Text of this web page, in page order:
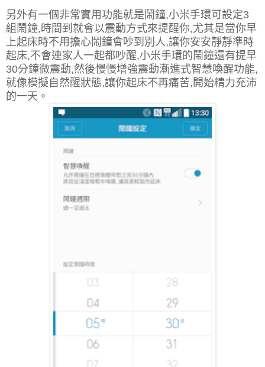
另外有一個非常實用功能就是鬧鐘,小米手環可設定3
組鬧鐘,時間到就會以震動方式來提醒你,尤其是當你早
上起床時不用擔心鬧鐘會吵到別人,讓你安安靜靜準時
起床,不會連家人一起都吵醒,小米手環的鬧鐘還有提早
30分鐘微震動,然後慢慢增強震動漸進式智慧喚醒功能,
就像模擬自然醒狀態,讓你起床不再痛苦,開始精力充沛
的一天。